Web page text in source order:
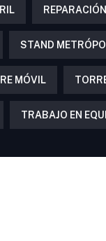
REPARACIÓN
STAND
MÓVIL
TRABAJO EN